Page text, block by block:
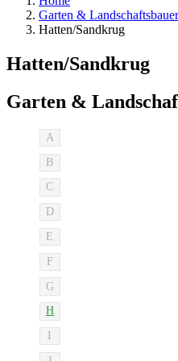
Garten & Landschaftsbauer
Hatten/Sandkrug
Hatten/Sandkrug
Garten &
A
B
C
D
E
F
G
H
I